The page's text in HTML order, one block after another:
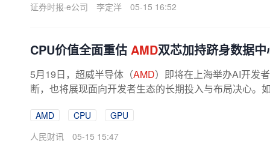
证券时报·e公司
李定洋 05-15 16:52
CPU价值全面重估 AMD双芯加持跻身数据中
5月19日，超威半导体（AMD）即将在上海举办AI开发
断，也将展现面向开发者生态的长期投入与布局决心。
AMD CPU
GPU
人民财讯
05-15 15:47